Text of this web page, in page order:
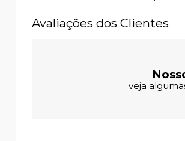
Avaliações dos Clientes
veja